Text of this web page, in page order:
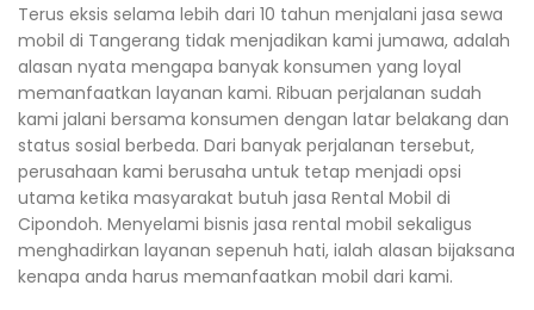
Terus eksis selama lebih dari 10 tahun menjalani jasa sewa
mobil di Tangerang tidak menjadikan kami jumawa, adalah
alasan nyata mengapa banyak konsumen yang loyal
memanfaatkan layanan kami. Ribuan perjalanan sudah
kami jalani bersama konsumen dengan latar belakang dan
status sosial berbeda. Dari banyak perjalanan tersebut,
perusahaan kami berusaha untuk tetap menjadi opsi
utama ketika masyarakat butuh jasa Rental Mobil di
Cipondoh. Menyelami bisnis jasa rental mobil sekaligus
menghadirkan layanan sepenuh hati, ialah alasan bijaksana
kenapa anda harus memanfaatkan mobil dari kami.